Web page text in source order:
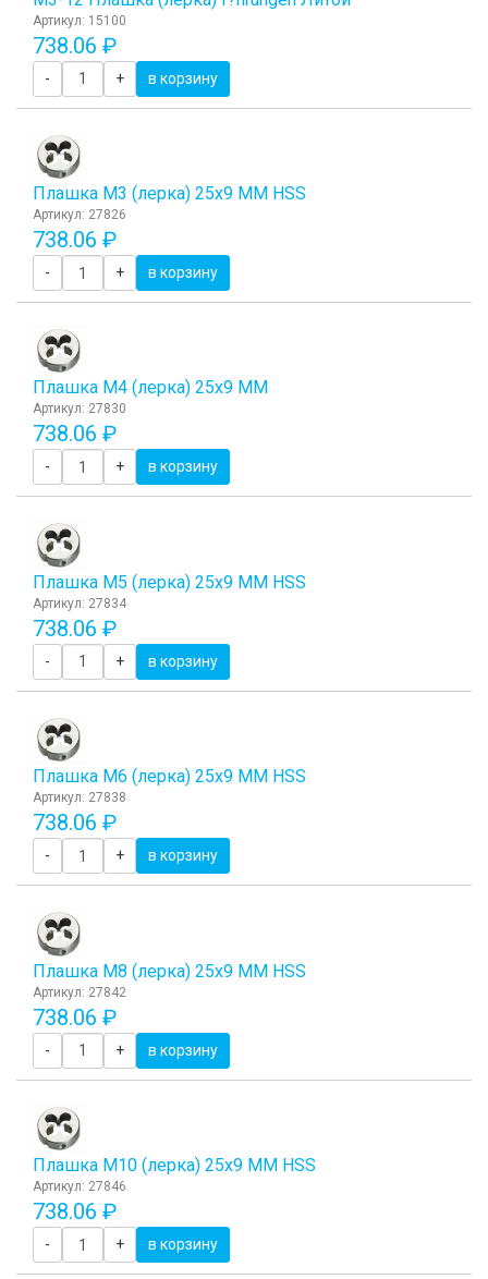
Артикул: 15100
738.06 ₽
- + в корзину
Плашка М3 (лерка) 25x9 ММ HSS
Артикул: 27826
738.06 ₽
- + в корзину
Плашка М4 (лерка) 25x9 ММ
Артикул: 27830
738.06 ₽
- + в корзину
Плашка М5 (лерка) 25x9 ММ HSS
Артикул: 27834
738.06 ₽
- + в корзину
Плашка М6 (лерка) 25x9 ММ HSS
Артикул: 27838
738.06 ₽
- + в корзину
Плашка М8 (лерка) 25x9 ММ HSS
Артикул: 27842
738.06 ₽
- + в корзину
Плашка М10 (лерка) 25x9 ММ HSS
Артикул: 27846
738.06 ₽
- + в корзину